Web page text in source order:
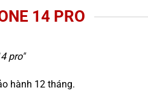
14 PRO
pro"
hành 12 tháng.